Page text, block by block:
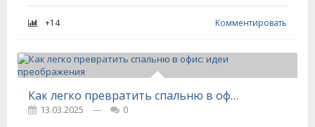
+14 Комментировать
Как легко превратить спальню в офис: идеи преображения
13.03.2025 ---
0